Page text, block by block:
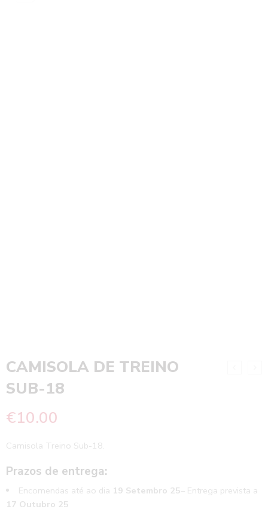
CAMISOLA DE TREINO
SUB-18
€10.00
Camisola Treino Sub-18.
Prazos de entrega:
Encomendas até ao dia 19 Setembro 25– Entrega prevista a
17 Outubro 25